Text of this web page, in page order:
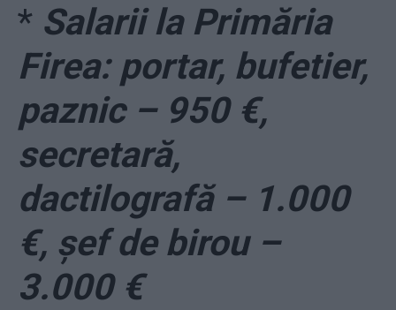
* Salarii la Primăria
Firea: portar, bufetier,
paznic – 950 €,
secretară,
dactilografă – 1.000
€, șef de birou –
3.000 €